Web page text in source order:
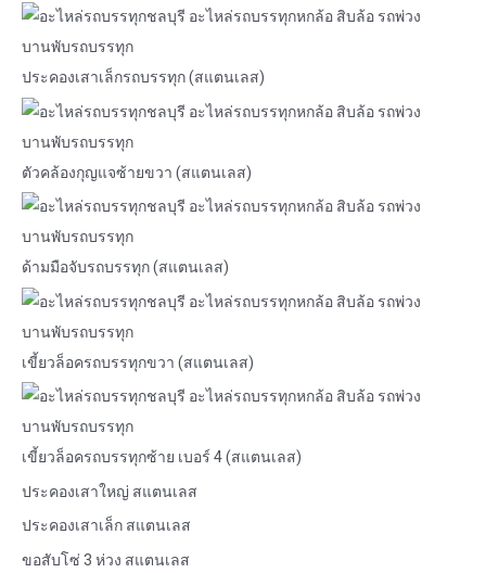
ประคองเสาเล็กรถบรรทุก (สแตนเลส)
ตัวคล้องกุญแจซ้ายขวา (สแตนเลส)
ด้ามมือจับรถบรรทุก (สแตนเลส)
เขี้ยวล็อครถบรรทุกขวา (สแตนเลส)
เขี้ยวล็อครถบรรทุกซ้าย เบอร์ 4 (สแตนเลส)
ประคองเสาใหญ่ สแตนเลส
ประคองเสาเล็ก สแตนเลส
ขอสับโซ่ 3 ห่วง สแตนเลส